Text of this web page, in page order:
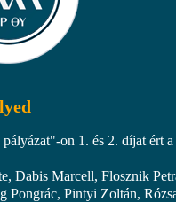
on 1. és 2. díjat ért a
Dabis Marcell, Flosznik
Pintyi Zoltán,